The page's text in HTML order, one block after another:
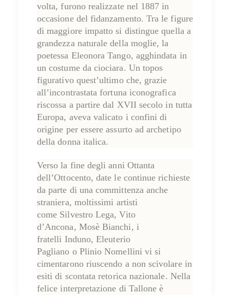
volta, furono realizzate nel 1887 in
occasione del fidanzamento. Tra le figure
di maggiore impatto si distingue quella a
grandezza naturale della moglie, la
poetessa Eleonora Tango, agghindata in
un costume da ciociara. Un topos
figurativo quest’ultimo che, grazie
all’incontrastata fortuna iconografica
riscossa a partire dal XVII secolo in tutta
Europa, aveva valicato i confini di
origine per essere assurto ad archetipo
della donna italica.
Verso la fine degli anni Ottanta
dell’Ottocento, date le continue richieste
da parte di una committenza anche
straniera, moltissimi artisti
come Silvestro Lega,Vito
d’Ancona, Mosè Bianchi, i
fratelli Induno,Eleuterio
Pagliano o Plinio Nomellini vi si
cimentarono riuscendo a non scivolare in
esiti di scontata retorica nazionale. Nella
felice interpretazione di Tallone è